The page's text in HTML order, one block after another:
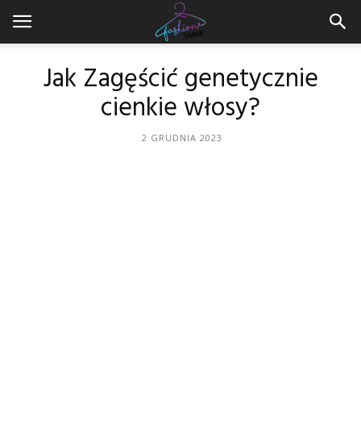
Jak Zagęścić genetycznie
cienkie włosy?
2 GRUDNIA 2023